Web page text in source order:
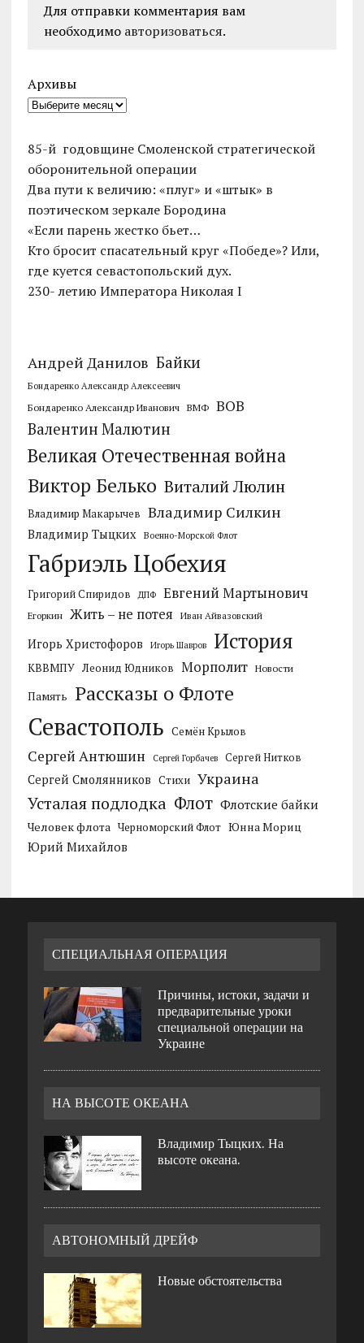
Для отправки комментария вам
необходимо авторизоваться.
Архивы
85-й годовщине Смоленской стратегической
оборонительной операции
Два пути к величию: «плуг» и «штык» в
поэтическом зеркале Бородина
«Если парень жестко бьет…
Кто бросит спасательный круг «Победе»? Или,
где куется севастопольский дух.
230- летию Императора Николая I
Андрей Данилов Байки
Бондаренко Александр Алексеевич
Бондаренко Александр Иванович ВМФ ВОВ
Валентин Малютин
Великая Отечественная война
Виктор Белько Виталий Люлин
Владимир Макарычев Владимир Силкин
Владимир Тыцких Военно-Морской Флот
Габриэль Цобехия
Григорий Спиридов ДПФ Евгений Мартынович
Егоркин Жить – не потея Иван Айвазовский
Игорь Христофоров Игорь Шавров История
КВВМПУ Леонид Юдников Морполит Новости
Память Рассказы о Флоте
Севастополь Семён Крылов
Сергей Антюшин Сергей Горбачев Сергей Нитков
Сергей Смолянников Стихи Украина
Усталая подлодка Флот Флотские байки
Человек флота Черноморский Флот Юнна Мориц
Юрий Михайлов
СПЕЦИАЛЬНАЯ ОПЕРАЦИЯ
Причины, истоки, задачи и
предварительные уроки
специальной операции на
Украине
НА ВЫСОТЕ ОКЕАНА
Владимир Тыцких. На
высоте океана.
АВТОНОМНЫЙ ДРЕЙФ
Новые обстоятельства